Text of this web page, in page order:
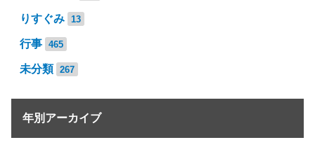
りすぐみ 13
行事 465
未分類 267
年別アーカイブ